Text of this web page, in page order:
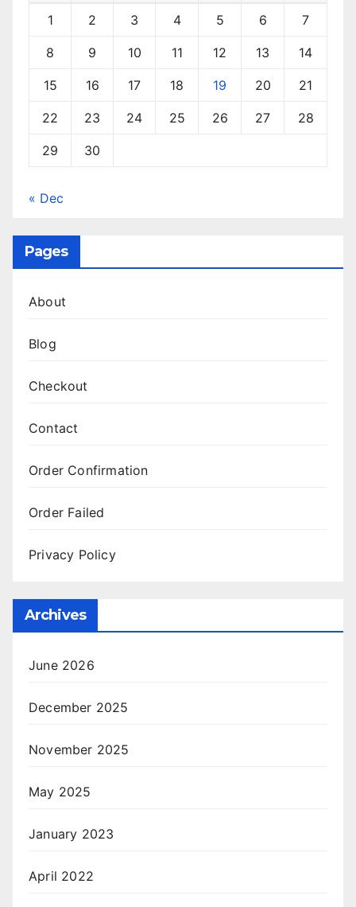
1 2 3 4 5 6 7
8 9 10 11 12 13 14
15 16 17 18 19 20 21
22 23 24 25 26 27 28
29 30
« Dec
Pages
About
Blog
Checkout
Contact
Order Confirmation
Order Failed
Privacy Policy
Archives
June 2026
December 2025
November 2025
May 2025
January 2023
April 2022